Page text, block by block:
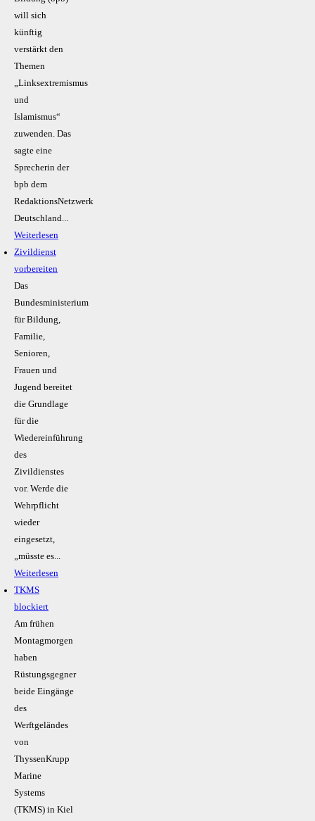
will sich
künftig
verstärkt den
Themen
„Linksextremismus
und
Islamismus“
zuwenden. Das
sagte eine
Sprecherin der
bpb dem
RedaktionsNetzwerk
Deutschland...
Weiterlesen
Zivildienst
vorbereiten
Das
Bundesministerium
für Bildung,
Familie,
Senioren,
Frauen und
Jugend bereitet
die Grundlage
für die
Wiedereinführung
des
Zivildienstes
vor. Werde die
Wehrpflicht
wieder
eingesetzt,
„müsste es...
Weiterlesen
TKMS
blockiert
Am frühen
Montagmorgen
haben
Rüstungsgegner
beide Eingänge
des
Werftgeländes
von
ThyssenKrupp
Marine
Systems
(TKMS) in Kiel